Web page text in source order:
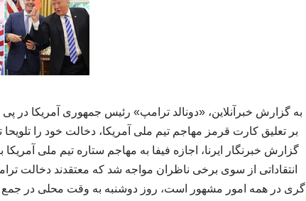
به گزارش خبرآنلاین، «دونالد ترامپ» رئیس جمهوری آمریکا در
بر تعلیق کارت قرمز مهاجم تیم ملی آمریکا، دخالت خود را
گزارش خبرنگار ایرنا، اجازه فیفا به مهاجم ستاره تیم ملی
انتقاداتی از سوی برخی ناظران مواجه شد که معتقدند دخالت
گری در همه امور مشهور است، روز دوشنبه به وقت محلی در جمع